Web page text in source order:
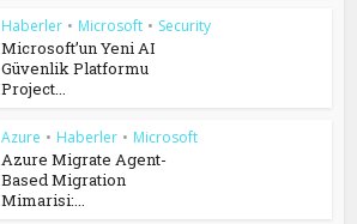
Haberler • Microsoft • Security
Microsoft’un Yeni AI
Güvenlik Platformu
Project...
Azure • Haberler • Microsoft
Azure Migrate Agent-
Based Migration
Mimarisi:...